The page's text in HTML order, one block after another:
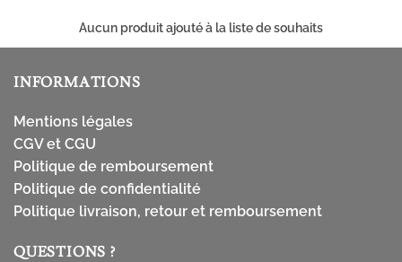
Aucun produit ajouté à la liste de souhaits
INFORMATIONS
Mentions légales
CGV et CGU
Politique de remboursement
Politique de confidentialité
Politique livraison, retour et remboursement
QUESTIONS ?